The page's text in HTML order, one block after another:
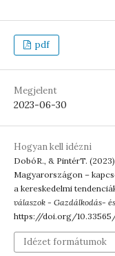
pdf
Megjelent
2023-06-30
Hogyan kell idézni
DobóR., & PintérT.
Magyarországon –
a kereskedelmi
válaszok - Gazdálkodás-
https://doi.org/10.33565/
Idézet formátumok